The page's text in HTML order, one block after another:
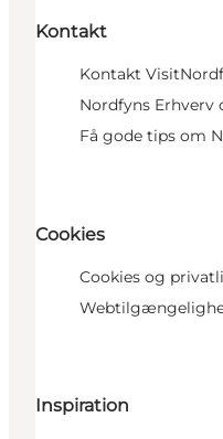
Kontakt
Kontakt
Nordfyns Erhverv
Få gode tips om
Cookies
Cookies og
Inspiration